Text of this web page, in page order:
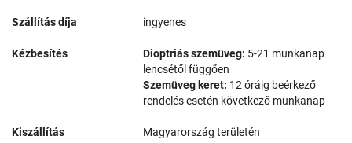
Szállítás díja ingyenes
Kézbesítés Dioptriás szemüveg: 5-21 munkanap
lencsétől függően
Szemüveg keret: 12 óráig beérkező
rendelés esetén következő munkanap
Kiszállítás Magyarország területén